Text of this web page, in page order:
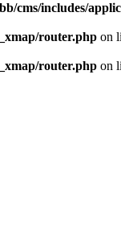
cms/includes/
router.php on
router.php on